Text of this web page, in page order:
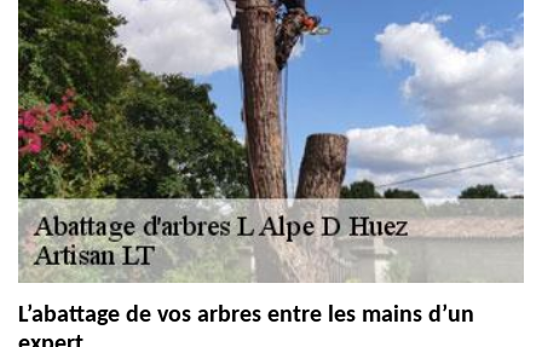
L’abattage de vos arbres entre les mains d’un